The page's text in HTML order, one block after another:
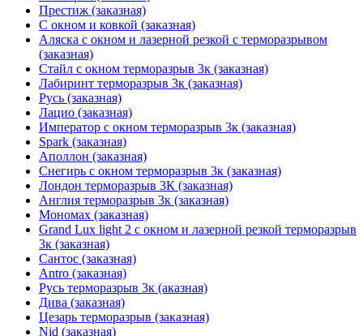
Престиж (заказная)
С окном и ковкой (заказная)
Аляска с окном и лазерной резкой с терморазрывом
(заказная)
Стайл с окном терморазрыв 3к (заказная)
Лабиринт терморазрыв 3к (заказная)
Русь (заказная)
Лацио (заказная)
Император с окном терморазрыв 3к (заказная)
Spark (заказная)
Аполлон (заказная)
Снегирь с окном терморазрыв 3к (заказная)
Лондон терморазрыв 3К (заказная)
Англия терморазрыв 3к (заказная)
Мономах (заказная)
Grand Lux light 2 с окном и лазерной резкой терморазрыв
3к (заказная)
Сантос (заказная)
Antro (заказная)
Русь терморазрыв 3к (аказная)
Дива (заказная)
Цезарь терморазрыв (заказная)
Nid (заказная)